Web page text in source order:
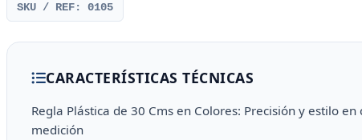
SKU / REF: 0105
CARACTERÍSTICAS TÉCNICAS
Regla Plástica de 30 Cms en Colores: Precisión y estilo en
medición